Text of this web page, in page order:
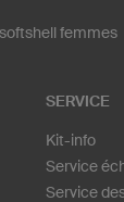
femmes
SERVICE
Kit-info
Service
Service